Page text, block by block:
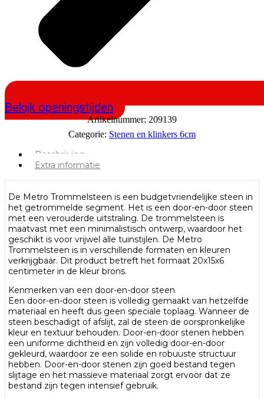
Bekijk openingstijden
Artikelnummer: 209139
Categorie: Stenen en klinkers 6cm
Beschrijving
Extra informatie
De Metro Trommelsteen is een budgetvriendelijke steen in
het getrommelde segment. Het is een door-en-door steen
met een verouderde uitstraling. De trommelsteen is
maatvast met een minimalistisch ontwerp, waardoor het
geschikt is voor vrijwel alle tuinstijlen. De Metro
Trommelsteen is in verschillende formaten en kleuren
verkrijgbaar. Dit product betreft het formaat 20x15x6
centimeter in de kleur brons.
Kenmerken van een door-en-door steen
Een door-en-door steen is volledig gemaakt van hetzelfde
materiaal en heeft dus geen speciale toplaag. Wanneer de
steen beschadigt of afslijt, zal de steen de oorspronkelijke
kleur en textuur behouden. Door-en-door stenen hebben
een uniforme dichtheid en zijn volledig door-en-door
gekleurd, waardoor ze een solide en robuuste structuur
hebben. Door-en-door stenen zijn goed bestand tegen
slijtage en het massieve materiaal zorgt ervoor dat ze
bestand zijn tegen intensief gebruik.